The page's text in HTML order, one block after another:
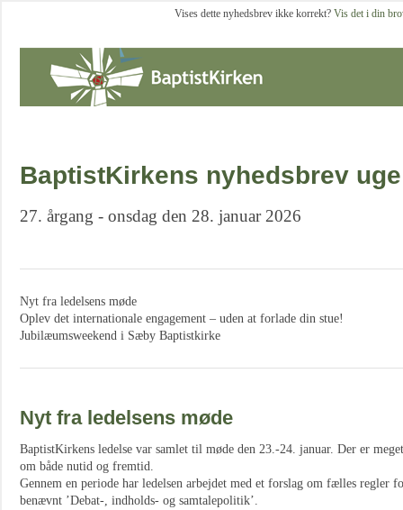
Vises dette nyhedsbrev ikke korrekt? Vis det i din
BaptistKirkens nyhedsbrev
27. årgang - onsdag den 28. januar 2026
Nyt fra ledelsens møde
Oplev det internationale engagement – uden at forlade din stue!
Jubilæumsweekend i Sæby Baptistkirke
Nyt fra ledelsens møde
BaptistKirkens ledelse var samlet til møde den 23.-24. januar. Der er
om både nutid og fremtid.
Gennem en periode har ledelsen arbejdet med et forslag om fælles regler
benævnt ’Debat-, indholds- og samtalepolitik’.